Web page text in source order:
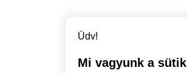
Üdv!
Mi vagyunk a sütik